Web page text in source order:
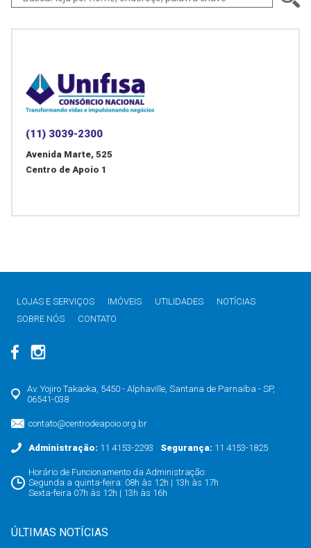
(11) 3039-2300
Avenida Marte, 525
Centro de Apoio 1
LOJAS E SERVIÇOS IMÓVEIS UTILIDADES
NOTÍCIAS
SOBRE NÓS
CONTATO
Av. Yojiro Takaoka, 5450 - Alphaville, Santana de Parnaíba - SP,
06541-038
contato@centrodeapoio.org.br
Administração: 11 4153-2293 Segurança: 11 4153-1825
Horário de Funcionamento da Administração:
Segunda a quinta-feira: 08h às 12h | 13h às 17h
Sexta-feira 07h às 12h | 13h às 16h
ÚLTIMAS NOTÍCIAS